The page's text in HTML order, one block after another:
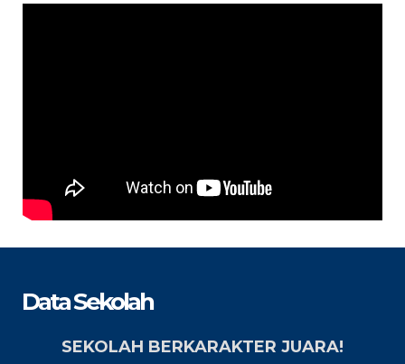
Data Sekolah
SEKOLAH BERKARAKTER JUARA!